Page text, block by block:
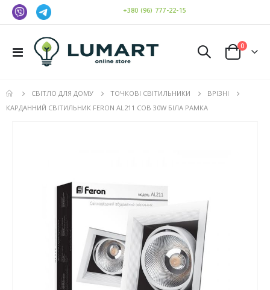
+380 (96) 777-22-15
Toggle
Cart
0
СВІТЛО ДЛЯ ДОМУ ТОЧКОВІ СВІТИЛЬНИКИ
ВРІЗНІ
КАРДАННИЙ СВІТИЛЬНИК FERON AL211 COB 30W БІЛА РАМКА